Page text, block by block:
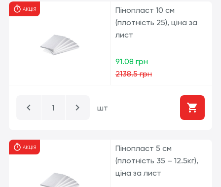
АКЦІЯ
Пінопласт 10 см
(плотність 25), ціна за
лист
91.08 грн
2138.5 грн
шт
АКЦІЯ
Пінопласт 5 см
(плотність 35 – 12.5кг),
ціна за лист